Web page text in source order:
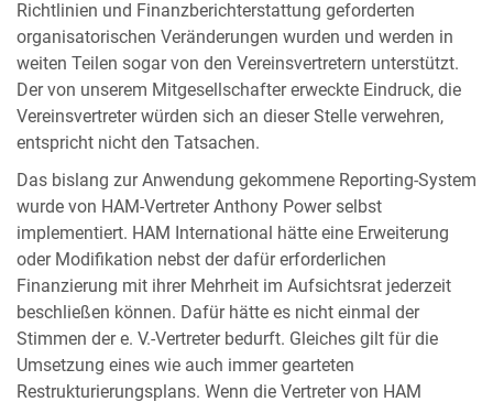
Richtlinien und Finanzberichterstattung geforderten
organisatorischen Veränderungen wurden und werden in
weiten Teilen sogar von den Vereinsvertretern unterstützt.
Der von unserem Mitgesellschafter erweckte Eindruck, die
Vereinsvertreter würden sich an dieser Stelle verwehren,
entspricht nicht den Tatsachen.
Das bislang zur Anwendung gekommene Reporting-System
wurde von HAM-Vertreter Anthony Power selbst
implementiert. HAM International hätte eine Erweiterung
oder Modifikation nebst der dafür erforderlichen
Finanzierung mit ihrer Mehrheit im Aufsichtsrat jederzeit
beschließen können. Dafür hätte es nicht einmal der
Stimmen der e. V.-Vertreter bedurft. Gleiches gilt für die
Umsetzung eines wie auch immer gearteten
Restrukturierungsplans. Wenn die Vertreter von HAM